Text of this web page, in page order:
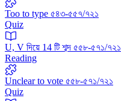
Too to type ৫৪৩-৫৫৭/৭২১
Quiz
U, V দিয়ে 14 টি শব্দ ৫৫৮-৫৭১/৭২১
Reading
Unclear to vote ৫৫৮-৫৭১/৭২১
Quiz